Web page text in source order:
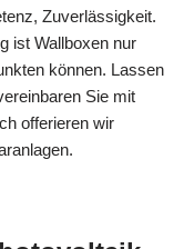
Zuverlässigkeit.
ist Wallboxen nur
können. Lassen
Sie mit
offerieren wir